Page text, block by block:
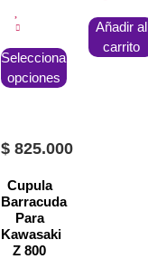
Seleccionar
opciones
Este
producto
tiene
Las
se
Añadir al
carrito
$ 825.000
Cupula
Barracuda
Para
Kawasaki
Z 800